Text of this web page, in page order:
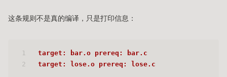
这条规则不是真的编译，只是打印信息：
1
2
target: bar.o prereq: bar.c
target: lose.o prereq: lose.c